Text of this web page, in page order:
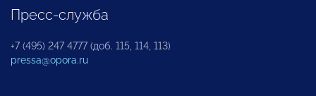
Пресс-служба
+7 (495) 247 4777 (доб. 115, 114, 113)
pressa@opora.ru